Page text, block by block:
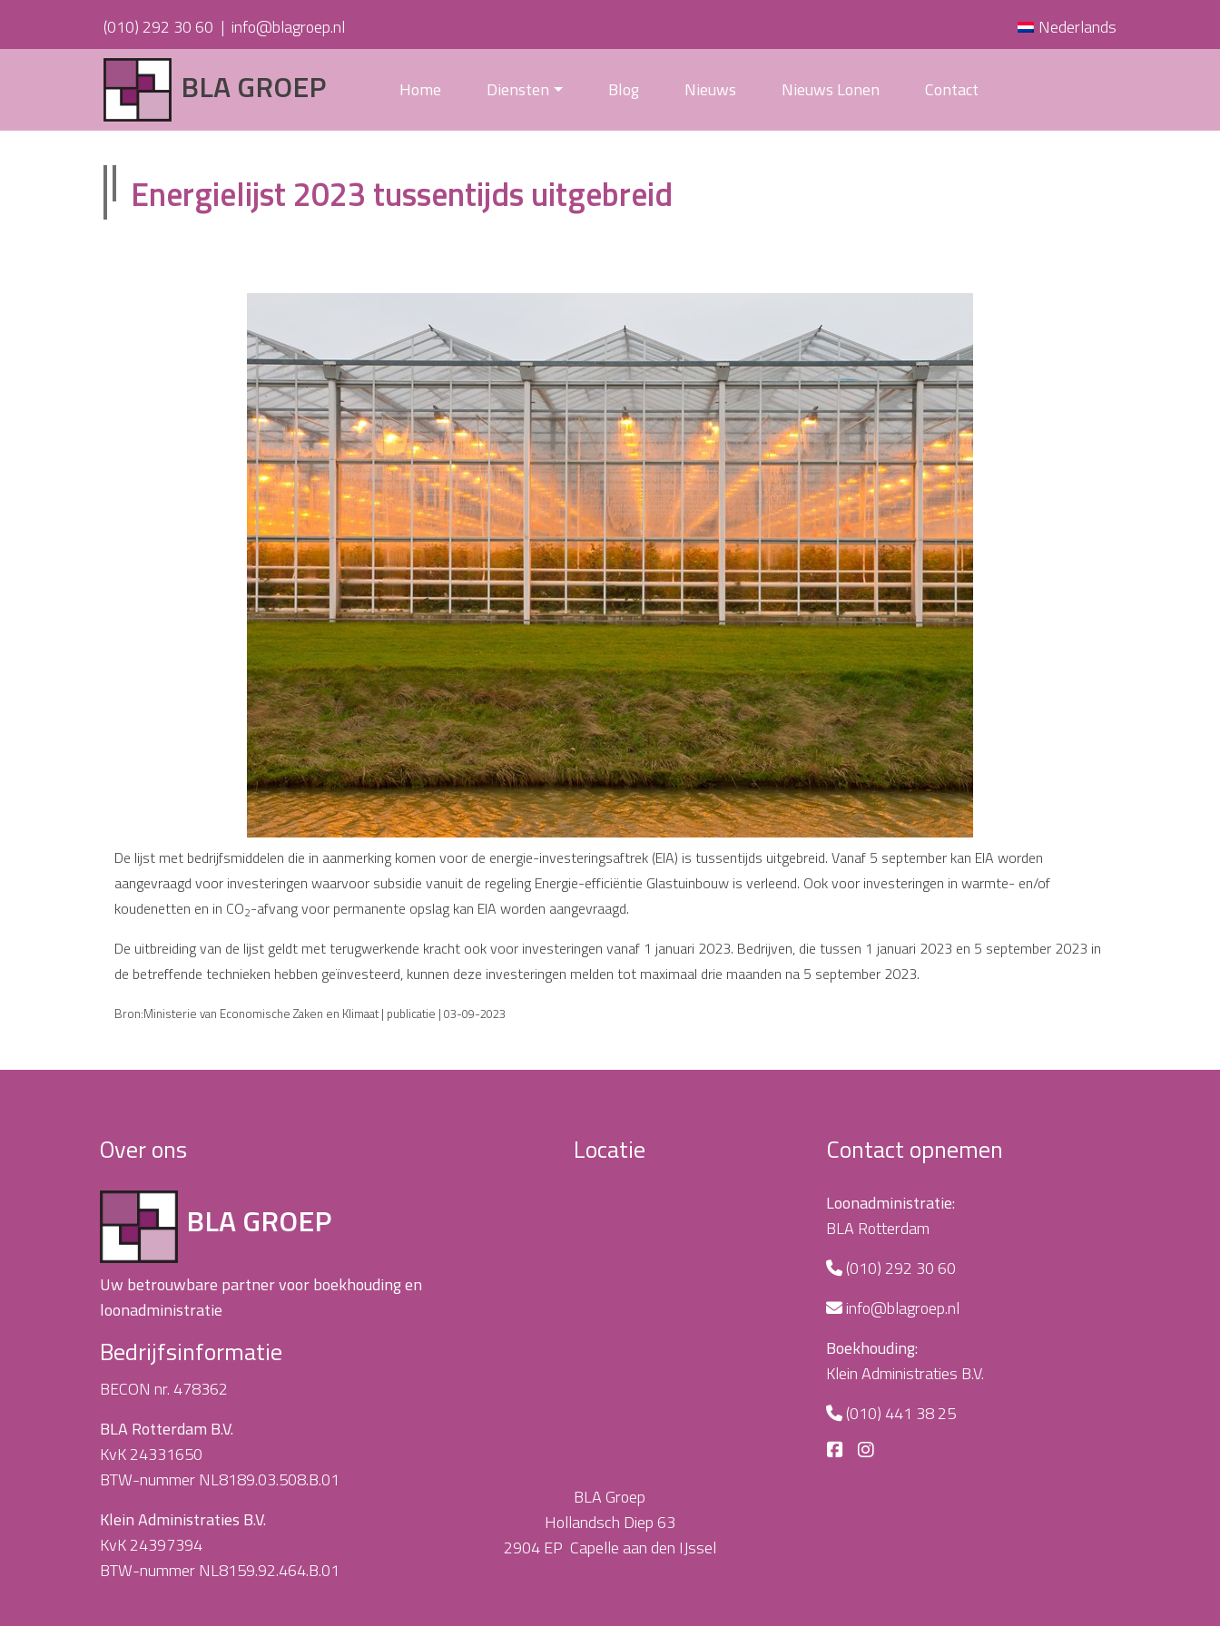
(010) 292 30 60 | info@blagroep.nl Nederlands
BLA GROEP Home Diensten Blog Nieuws Nieuws Lonen Contact
Energielijst 2023 tussentijds uitgebreid
De lijst met bedrijfsmiddelen die in aanmerking komen voor de energie-investeringsaftrek (EIA) is tussentijds uitgebreid. Vanaf 5 september kan EIA worden
aangevraagd voor investeringen waarvoor subsidie vanuit de regeling Energie-efficiëntie Glastuinbouw is verleend. Ook voor investeringen in warmte- en/of
koudenetten en in CO2-afvang voor permanente opslag kan EIA worden aangevraagd.
De uitbreiding van de lijst geldt met terugwerkende kracht ook voor investeringen vanaf 1 januari 2023. Bedrijven, die tussen 1 januari 2023 en 5 september 2023 in
de betreffende technieken hebben geïnvesteerd, kunnen deze investeringen melden tot maximaal drie maanden na 5 september 2023.
Bron:Ministerie van Economische Zaken en Klimaat | publicatie | 03-09-2023
Over ons
BLA GROEP
Uw betrouwbare partner voor boekhouding en
loonadministratie
Bedrijfsinformatie
BECON nr. 478362
BLA Rotterdam B.V.
KvK 24331650
BTW-nummer NL8189.03.508.B.01
Klein Administraties B.V.
KvK 24397394
BTW-nummer NL8159.92.464.B.01
Locatie
BLA Groep
Hollandsch Diep 63
2904 EP Capelle aan den IJssel
Contact opnemen
Loonadministratie:
BLA Rotterdam
(010) 292 30 60
info@blagroep.nl
Boekhouding:
Klein Administraties B.V.
(010) 441 38 25